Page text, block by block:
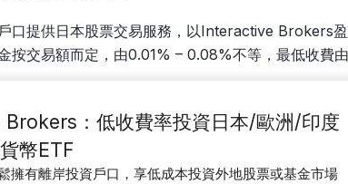
口提供日本股票交易服務，以Interactive Brokers
按交易額而定，由0.01% – 0.08%不等，最低收費
：低收費率投資日本/歐洲/印度
幣ETF
擁有離岸投資戶口，享低成本投資外地股票或基金市場